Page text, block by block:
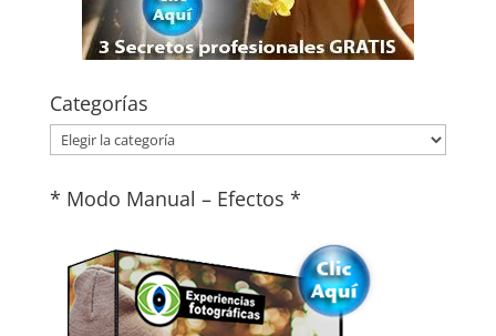
Categorías
Categorías
* Modo Manual – Efectos *